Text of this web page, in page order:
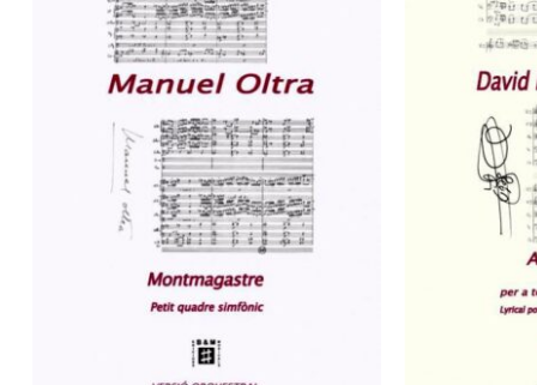
No hay productos en el carrito.
Go to shop